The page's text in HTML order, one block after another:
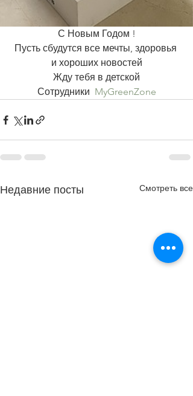
С Новым Годом !
Пусть сбудутся все мечты, здоровья
и хороших новостей
Жду тебя в детской
Сотрудники MyGreenZone
Недавние посты Смотреть все